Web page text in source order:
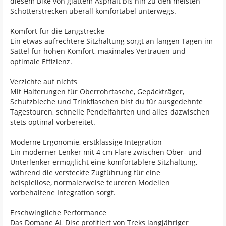
Schotterstrecken überall komfortabel unterwegs.
Komfort für die Langstrecke
Ein etwas aufrechtere Sitzhaltung sorgt an langen Tagen im
Sattel für hohen Komfort, maximales Vertrauen und
optimale Effizienz.
Verzichte auf nichts
Mit Halterungen für Oberrohrtasche, Gepäckträger,
Schutzbleche und Trinkflaschen bist du für ausgedehnte
Tagestouren, schnelle Pendelfahrten und alles dazwischen
stets optimal vorbereitet.
Moderne Ergonomie, erstklassige Integration
Ein moderner Lenker mit 4 cm Flare zwischen Ober- und
Unterlenker ermöglicht eine komfortablere Sitzhaltung,
während die versteckte Zugführung für eine
beispiellose, normalerweise teureren Modellen
vorbehaltene Integration sorgt.
Erschwingliche Performance
Das Domane AL Disc profitiert von Treks langjähriger